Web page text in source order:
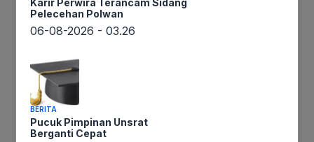
membuat mereka yakin bahwa Cabup nomor 2
ini dapat membawa perubahan nyata bagi
Bca Juga
Pelecehan Polwan
06-08-2026 - 03.26
BERITA
Pucuk Pimpinan Unsrat
Berganti Cepat